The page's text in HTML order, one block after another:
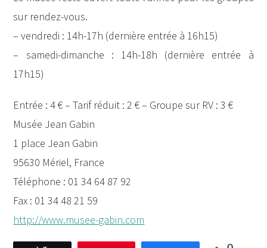
sur rendez-vous.
– vendredi : 14h-17h (dernière entrée à 16h15)
– samedi-dimanche : 14h-18h (dernière entrée à
17h15)
Entrée : 4 € – Tarif réduit : 2 € – Groupe sur RV : 3 €
Musée Jean Gabin
1 place Jean Gabin
95630 Mériel, France
Téléphone : 01 34 64 87 92
Fax : 01 34 48 21 59
http://www.musee-gabin.com